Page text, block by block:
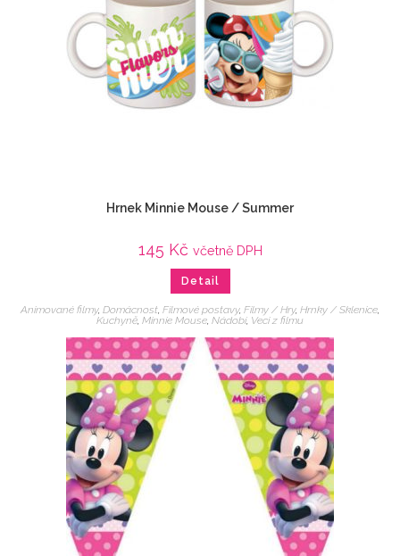
Hrnek Minnie Mouse / Summer
145 Kč včetně DPH
Detail
Animované filmy, Domácnost, Filmové postavy, Filmy / Hry, Hrnky / Sklenice,
Kuchyně, Minnie Mouse, Nádobí, Veci z filmu